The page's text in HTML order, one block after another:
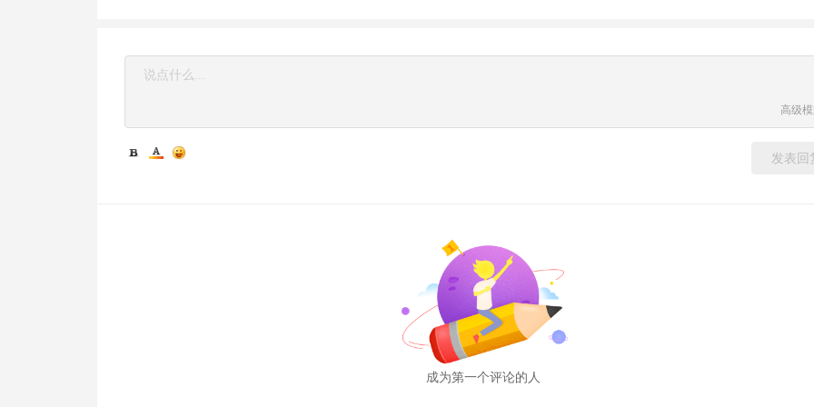
高级
发表回
成为第一个评论的人